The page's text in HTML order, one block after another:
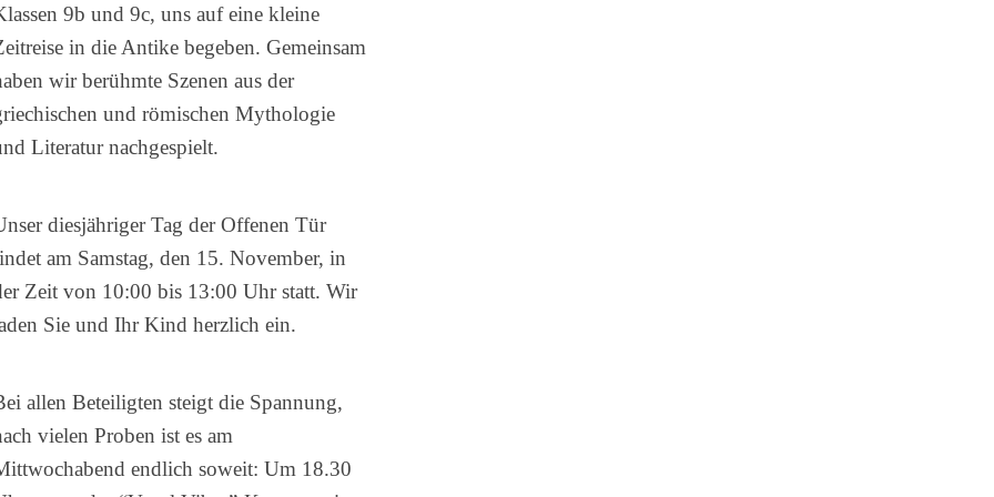
9b und 9c, uns auf eine kleine
in die Antike begeben. Gemeinsam
wir berühmte Szenen aus der
und römischen Mythologie
Literatur nachgespielt.
diesjähriger Tag der Offenen Tür
am Samstag, den 15. November, in
Zeit von 10:00 bis 13:00 Uhr statt. Wir
Sie und Ihr Kind herzlich ein.
allen Beteiligten steigt die Spannung,
vielen Proben ist es am
endlich soweit: Um 18.30